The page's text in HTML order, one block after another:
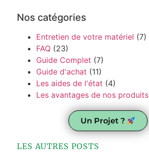
Nos catégories
Entretien de votre matériel (7)
FAQ (23)
Guide Complet (7)
Guide d'achat (11)
Les aides de l'état (4)
Les avantages de nos produits
Un Projet ?
LES AUTRES POSTS